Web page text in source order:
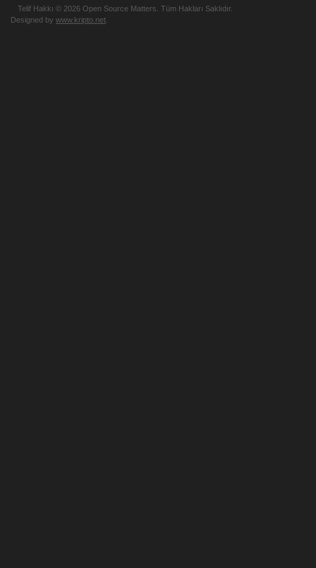
Telif Hakkı © 2026 Open Source Matters. Tüm Hakları Saklıdır.
Designed by www.kripto.net